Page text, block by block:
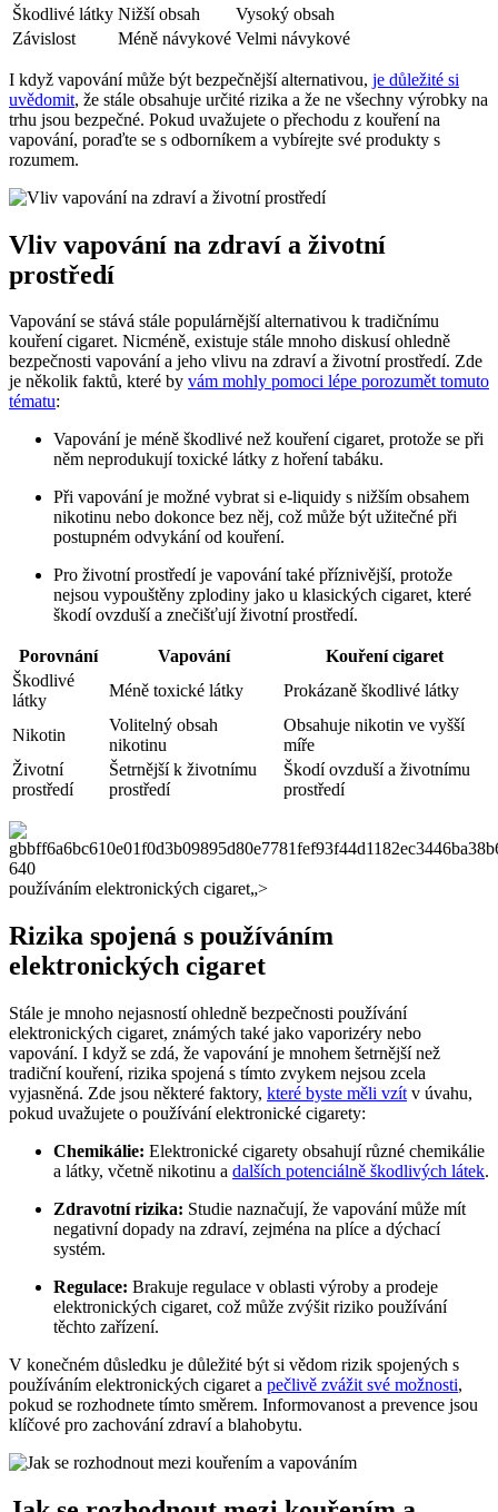
Škodlivé látky Nižší obsah
Vysoký obsah
Závislost
Méně návykové Velmi návykové
I když vapování může být bezpečnější alternativou, je důležité si
uvědomit, že stále obsahuje určité rizika a že ne všechny výrobky na
trhu jsou bezpečné. Pokud uvažujete o přechodu z kouření na
vapování, poraďte se s odborníkem a vybírejte své produkty s
rozumem.
Vliv vapování na zdraví a životní
prostředí
Vapování se stává stále populárnější alternativou k tradičnímu
kouření cigaret. Nicméně, existuje stále mnoho diskusí ohledně
bezpečnosti vapování a jeho vlivu na zdraví a životní prostředí. Zde
je několik faktů, které by vám mohly pomoci lépe porozumět tomuto
tématu:
Vapování je méně škodlivé než kouření cigaret, protože se při
něm neprodukují toxické látky z hoření tabáku.
Při vapování je možné vybrat si e-liquidy s nižším obsahem
nikotinu nebo dokonce bez něj, což může být užitečné při
postupném odvykání od kouření.
Pro životní prostředí je vapování také příznivější, protože
nejsou vypouštěny zplodiny jako u klasických cigaret, které
škodí ovzduší a znečišťují životní prostředí.
Porovnání Vapování
Kouření cigaret
Škodlivé
látky
Méně toxické látky Prokázaně škodlivé látky
Nikotin
Volitelný obsah
nikotinu
Obsahuje nikotin ve vyšší
míře
Životní
prostředí
Šetrnější k životnímu
prostředí
Škodí ovzduší a životnímu
prostředí
používáním elektronických cigaret„>
Rizika spojená s používáním
elektronických cigaret
Stále je mnoho nejasností ohledně bezpečnosti používání
elektronických cigaret, známých také jako vaporizéry nebo
vapování. I když se zdá, že vapování je mnohem šetrnější než
tradiční kouření, rizika spojená s tímto zvykem nejsou zcela
vyjasněná. Zde jsou některé faktory, které byste měli vzít v úvahu,
pokud uvažujete o používání elektronické cigarety:
Chemikálie: Elektronické cigarety obsahují různé chemikálie
a látky, včetně nikotinu a dalších potenciálně škodlivých látek.
Zdravotní rizika: Studie naznačují, že vapování může mít
negativní dopady na zdraví, zejména na plíce a dýchací
systém.
Regulace: Brakuje regulace v oblasti výroby a prodeje
elektronických cigaret, což může zvýšit riziko používání
těchto zařízení.
V konečném důsledku je důležité být si vědom rizik spojených s
používáním elektronických cigaret a pečlivě zvážit své možnosti,
pokud se rozhodnete tímto směrem. Informovanost a prevence jsou
klíčové pro zachování zdraví a blahobytu.